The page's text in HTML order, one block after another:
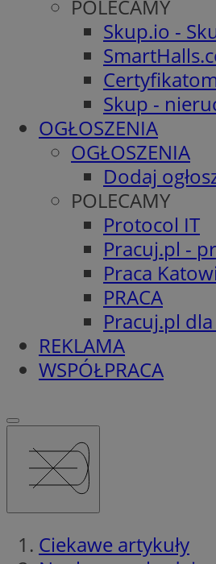
POLECAMY
Skup.io -
Skup -
OGŁOSZENIA
OGŁOSZENIA
Dodaj
POLECAMY
Protocol IT
Pracuj.pl -
Praca
PRACA
Pracuj.pl
REKLAMA
WSPÓŁPRACA
Ciekawe artykuły